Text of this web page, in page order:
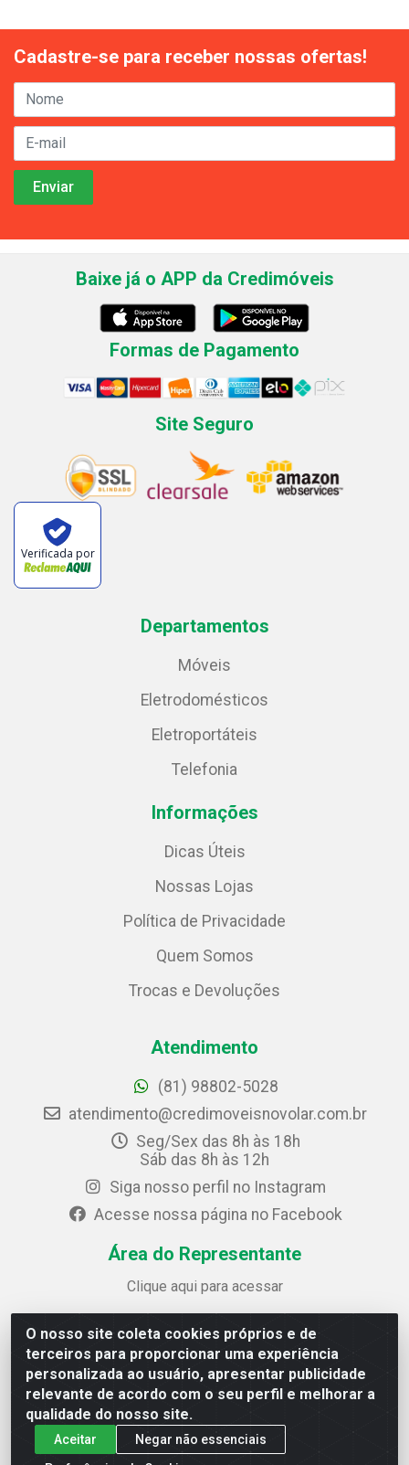
O nosso site coleta cookies próprios e de
terceiros para proporcionar uma experiência
personalizada ao usuário, apresentar publicidade
relevante de acordo com o seu perfil e melhorar a
qualidade do nosso site.
Aceitar
Negar não essenciais
Cadastre-se para receber nossas ofertas!
Baixe já o APP da Credimóveis
Formas de Pagamento
Site Seguro
Verificada por
Departamentos
Móveis
Eletrodomésticos
Eletroportáteis
Telefonia
Informações
Dicas Úteis
Nossas Lojas
Política de Privacidade
Quem Somos
Trocas e Devoluções
Atendimento
(81) 98802-5028
atendimento@credimoveisnovolar.com.br
Seg/Sex das 8h às 18h
Sáb das 8h às 12h
Siga nosso perfil no Instagram
Acesse nossa página no Facebook
Área do Representante
Clique aqui para acessar
Credimóveis Novolar Ltda
Rua José Alves Bezerra, 430 - Prazeres - Jaboatão dos
Guararapes / PE - CEP 54.325-610
CNPJ: 09.930.165/0013-70